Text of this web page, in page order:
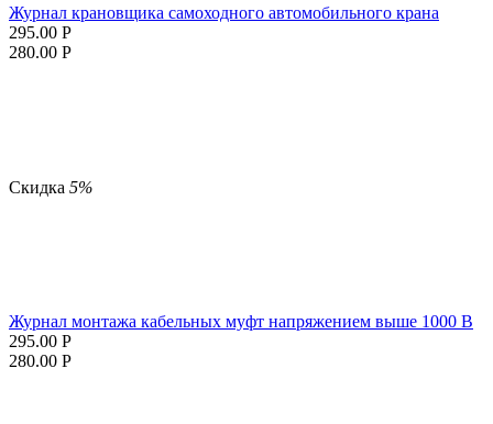
Журнал крановщика самоходного автомобильного крана
295.00 Р
280.00 Р
Скидка 5%
Журнал монтажа кабельных муфт напряжением выше 1000 В
295.00 Р
280.00 Р